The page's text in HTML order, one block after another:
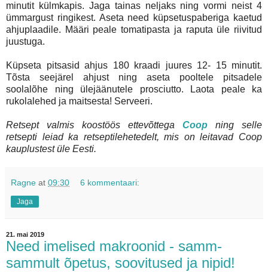
minutit külmkapis. Jaga tainas neljaks ning vormi neist 4
ümmargust ringikest. Aseta need küpsetuspaberiga kaetud
ahjuplaadile. Määri peale tomatipasta ja raputa üle riivitud
juustuga.
Küpseta pitsasid ahjus 180 kraadi juures 12- 15 minutit.
Tõsta seejärel ahjust ning aseta pooltele pitsadele
soolalõhe ning ülejäänutele prosciutto. Laota peale ka
rukolalehed ja maitsesta! Serveeri.
Retsept valmis koostöös ettevõttega Coop
ning selle
retsepti leiad ka retseptilehetedelt, mis on leitavad Coop
kauplustest üle Eesti.
Ragne at 09:30 6 kommentaari:
Jaga
21. mai 2019
Need imelised makroonid - samm-
sammult õpetus, soovitused ja nipid!